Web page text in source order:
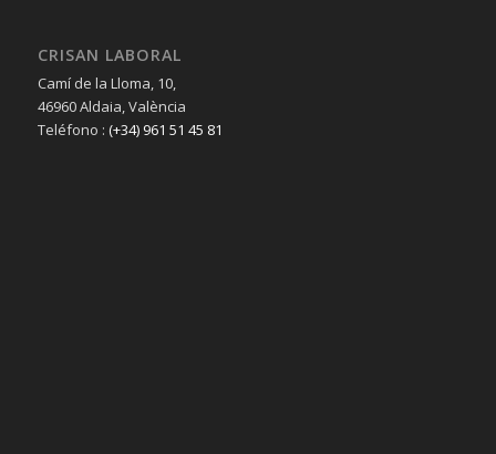
CRISAN LABORAL
Camí de la Lloma, 10,
46960 Aldaia, València
Teléfono : (+34) 961 51 45 81